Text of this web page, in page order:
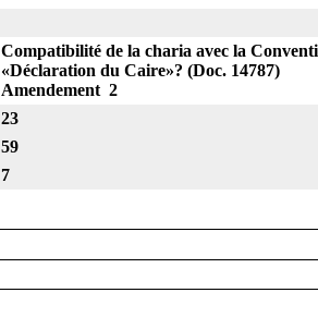
Compatibilité de la charia avec la
«Déclaration du Caire»? (Doc. 14787)
Amendement 2
23
59
7